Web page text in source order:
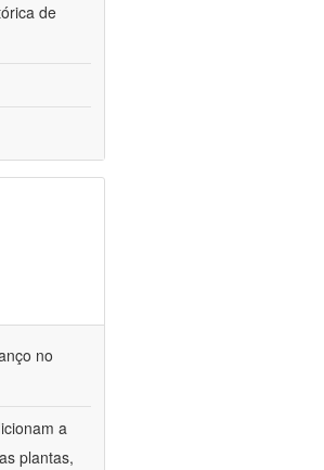
de
no
a
plantas,